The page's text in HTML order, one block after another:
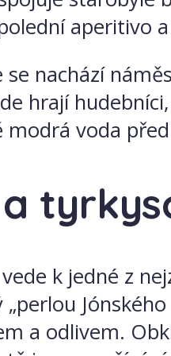
aperitivo
nachází
hrají
voda
k jedné z
a odlivem.